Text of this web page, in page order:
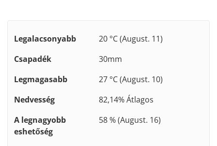
Legalacsonyabb
20 °C (August. 11)
Csapadék
30mm
Legmagasabb
27 °C (August. 10)
Nedvesség
82,14% Átlagos
A legnagyobb
eshetőség
58 % (August. 16)